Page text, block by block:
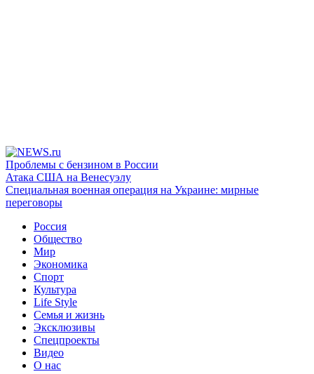
Проблемы с бензином в России
Атака США на Венесуэлу
Специальная военная операция на Украине: мирные
переговоры
Россия
Общество
Мир
Экономика
Спорт
Культура
Life Style
Семья и жизнь
Эксклюзивы
Спецпроекты
Видео
О нас